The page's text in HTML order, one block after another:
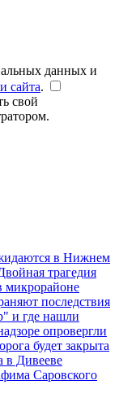
данных и
сайта.
свой
в Нижнем
трагедия
микрорайоне
последствия
и где нашли
опровергли
будет закрыта
в Дивееве
Саровского